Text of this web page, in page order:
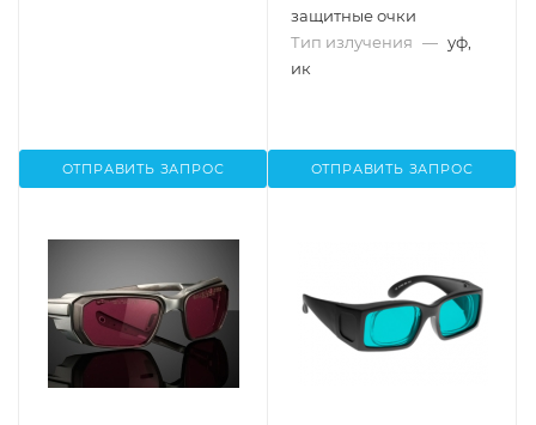
ОТПРАВИТЬ ЗАПРОС
защитные очки
Тип излучения — уф,
ик
ОТПРАВИТЬ ЗАПРОС